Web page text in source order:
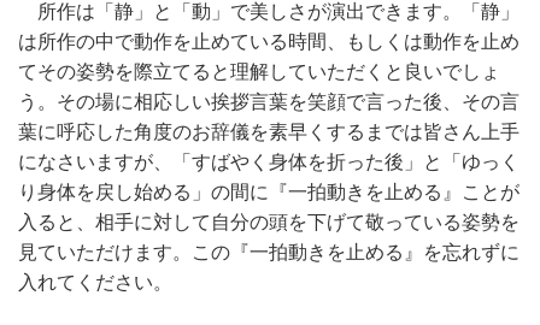
所作は「静」と「動」で美しさが演出できます。「静」
は所作の中で動作を止めている時間、もしくは動作を止め
てその姿勢を際立てると理解していただくと良いでしょ
う。その場に相応しい挨拶言葉を笑顔で言った後、その言
葉に呼応した角度のお辞儀を素早くするまでは皆さん上手
になさいますが、「すばやく身体を折った後」と「ゆっく
り身体を戻し始める」の間に『一拍動きを止める』ことが
入ると、相手に対して自分の頭を下げて敬っている姿勢を
見ていただけます。この『一拍動きを止める』を忘れずに
入れてください。